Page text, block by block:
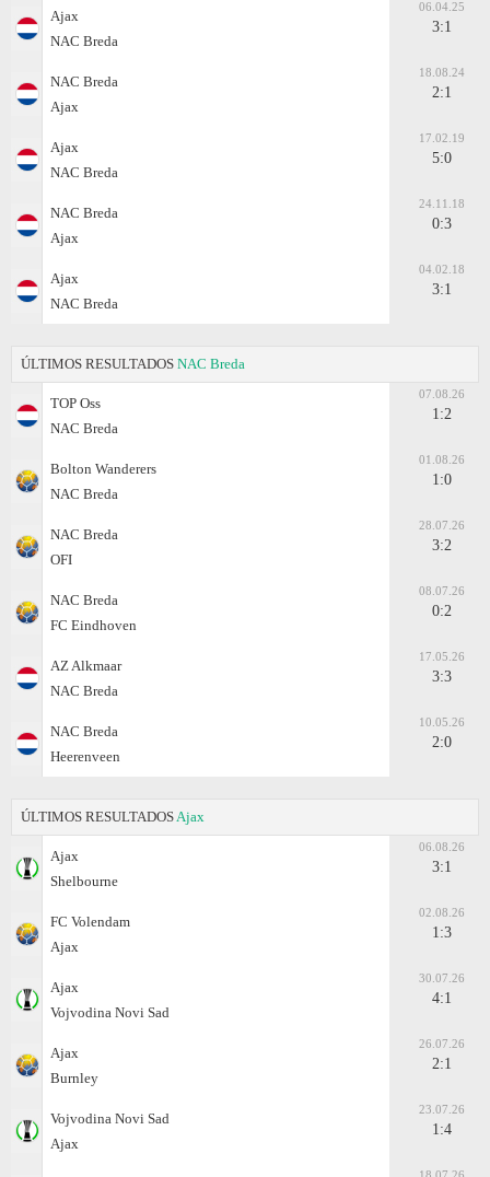
Ajax
NAC Breda
06.04.25
3:1
NAC Breda
Ajax
18.08.24
2:1
Ajax
NAC Breda
17.02.19
5:0
NAC Breda
Ajax
24.11.18
0:3
Ajax
NAC Breda
04.02.18
3:1
ÚLTIMOS RESULTADOS NAC Breda
TOP Oss
NAC Breda
07.08.26
1:2
Bolton Wanderers
NAC Breda
01.08.26
1:0
NAC Breda
OFI
28.07.26
3:2
NAC Breda
FC Eindhoven
08.07.26
0:2
AZ Alkmaar
NAC Breda
17.05.26
3:3
NAC Breda
Heerenveen
10.05.26
2:0
ÚLTIMOS RESULTADOS Ajax
Ajax
Shelbourne
06.08.26
3:1
FC Volendam
Ajax
02.08.26
1:3
Ajax
Vojvodina Novi Sad
30.07.26
4:1
Ajax
Burnley
26.07.26
2:1
Vojvodina Novi Sad
Ajax
23.07.26
1:4